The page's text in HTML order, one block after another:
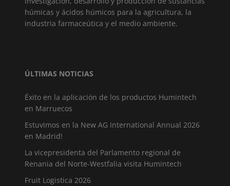
húmicas y ácidos húmicos para la agricultura, la
industria farmaceútica y el medio ambiente.
ÚLTIMAS NOTICIAS
Éxito en la aplicación de los productos Humintech
en Marruecos
Estuvimos en la New AG International Annual 2026
en Madrid!
La vicepresidenta del Parlamento regional de
Renania del Norte-Westfalia visita Humintech
Fruit Logistica 2026